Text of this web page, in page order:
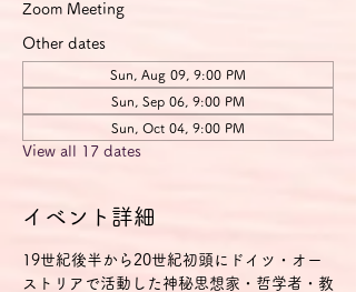
Zoom Meeting
Other dates
Sun, Aug 09, 9:00 PM
Sun, Sep 06, 9:00 PM
Sun, Oct 04, 9:00 PM
View all 17 dates
イベント詳細
19世紀後半から20世紀初頭にドイツ・オー
ストリアで活動した神秘思想家・哲学者・教